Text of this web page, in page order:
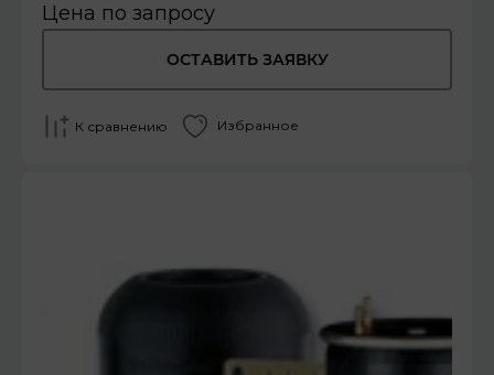
Цена по запросу
ОСТАВИТЬ ЗАЯВКУ
К сравнению Избранное